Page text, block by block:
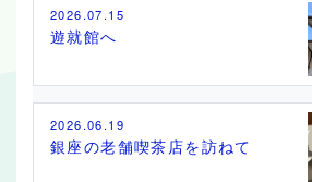
2026.07.15
遊就館へ
2026.06.19
銀座の老舗喫茶店を訪ねて